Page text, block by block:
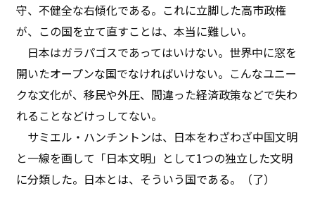
守、不健全な右傾化である。これに立脚した高市政権
が、この国を立て直すことは、本当に難しい。
日本はガラパゴスであってはいけない。世界中に窓を
開いたオープンな国でなければいけない。こんなユニー
クな文化が、移民や外圧、間違った経済政策などで失わ
れることなどけっしてない。
サミエル・ハンチントンは、日本をわざわざ中国文明
と一線を画して「日本文明」として1つの独立した文明
に分類した。日本とは、そういう国である。（了）